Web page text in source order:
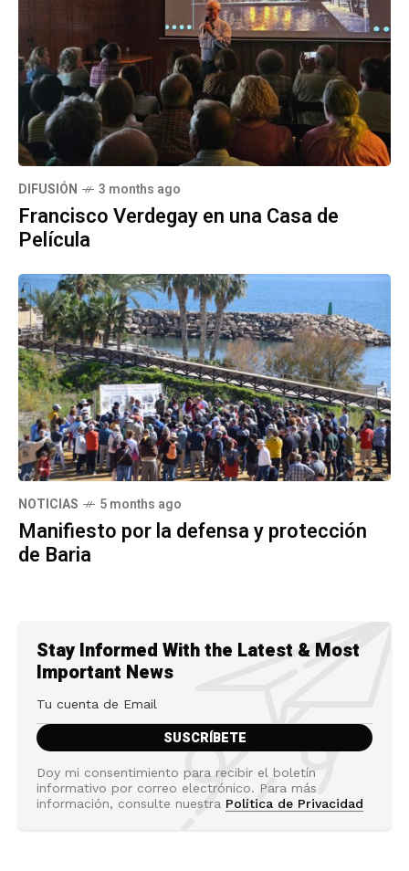
DIFUSIÓN 3 months ago
Francisco Verdegay en una Casa de
Película
NOTICIAS 5 months ago
Manifiesto por la defensa y protección
de Baria
Stay Informed With the Latest & Most
Important News
Doy mi consentimiento para recibir el boletín
informativo por correo electrónico. Para más
información, consulte nuestra Política de Privacidad